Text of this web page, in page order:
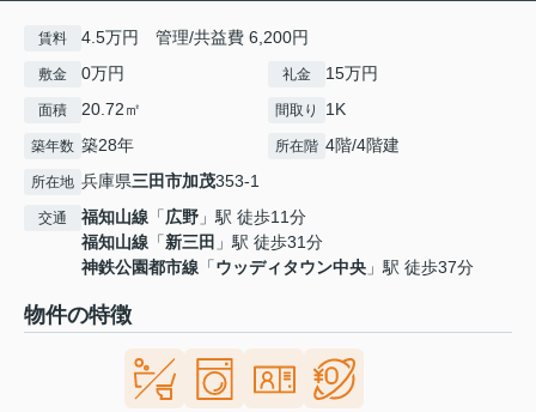
賃料 4.5万円 管理/共益費 6,200円
敷金 0万円 礼金 15万円
面積 20.72㎡ 間取り 1K
築年数 築28年 所在階 4階/4階建
所在地 兵庫県三田市加茂353-1
交通 福知山線 「広野 」駅 徒歩11分
福知山線 「新三田 」駅 徒歩31分
神鉄公園都市線 「ウッディタウン中央 」駅 徒歩37分
物件の特徴